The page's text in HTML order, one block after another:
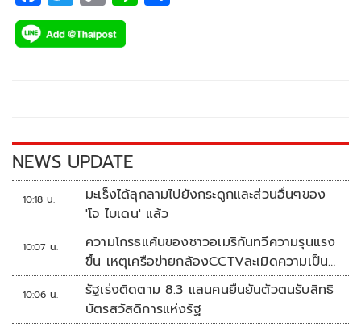
ac
e
k
wi
tt
o
p
k
NEWS UPDATE
10:18 น.
มะเร็งได้ลุกลามไปยังกระดูกและส่วนอื่นๆของ
'โจ ไบเดน' แล้ว
10:07 น.
ความโกรธแค้นของชาวอเมริกันทวีความรุนแรง
ขึ้น เหตุเครือข่ายกล้องCCTVละเมิดความเป็น
ส่วนตัว
10:06 น.
รัฐเร่งติดตาม 8.3 แสนคนยืนยันตัวตนรับสิทธิ
บัตรสวัสดิการแห่งรัฐ